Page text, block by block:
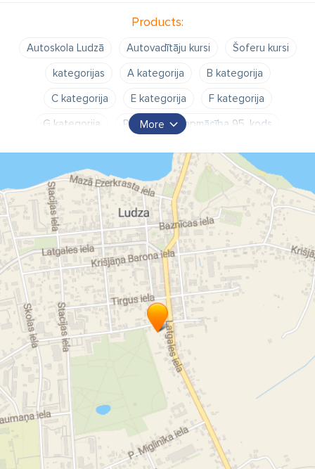
Products:
Autoskola Ludzā Autovadītāju kursi
Šoferu kursi
kategorijas
A kategorija
B kategorija
C kategorija
E kategorija
F kategorija
G kategorija
Profesionālā apmācība 95. kods
More